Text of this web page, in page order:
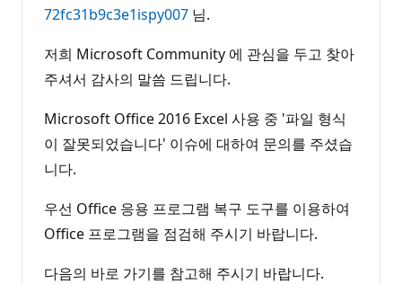
72fc31b9c3e1ispy007 님.
저희 Microsoft Community 에 관심을 두고 찾아
주셔서 감사의 말씀 드립니다.
Microsoft Office 2016 Excel 사용 중 '파일 형식
이 잘못되었습니다' 이슈에 대하여 문의를 주셨습
니다.
우선 Office 응용 프로그램 복구 도구를 이용하여
Office 프로그램을 점검해 주시기 바랍니다.
다음의 바로 가기를 참고해 주시기 바랍니다.